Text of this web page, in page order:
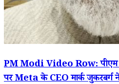
PM Modi Video Row: पीएम
पर Meta के CEO मार्क